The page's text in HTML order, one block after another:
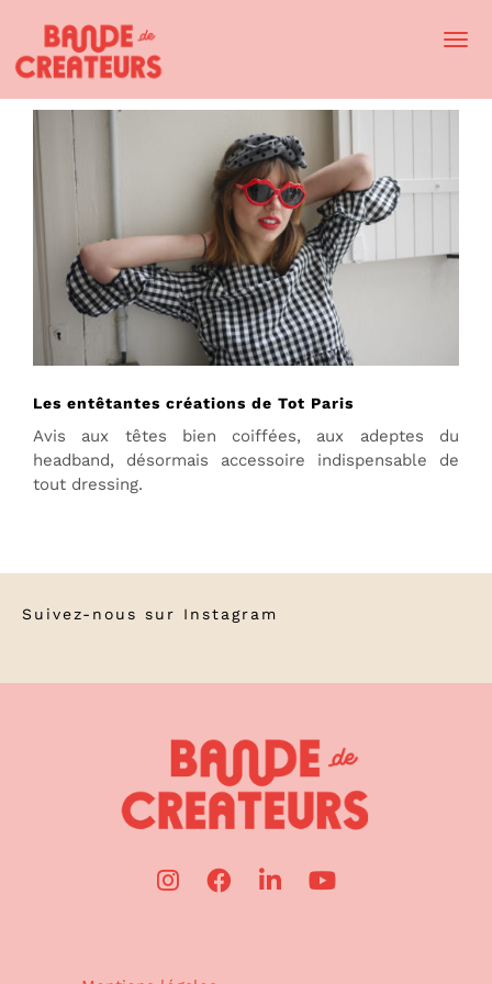
Les entêtantes créations de Tot Paris
Avis aux têtes bien coiffées, aux adeptes du
headband, désormais accessoire indispensable de
tout dressing.
Suivez-nous sur Instagram